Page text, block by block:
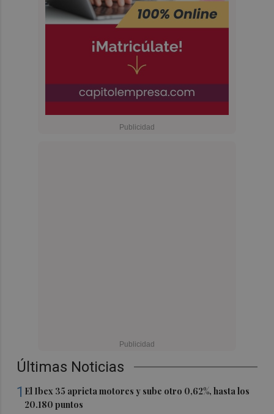
Últimas Noticias
1 El Ibex 35 aprieta motores y sube otro 0,62%, hasta los
20.180 puntos